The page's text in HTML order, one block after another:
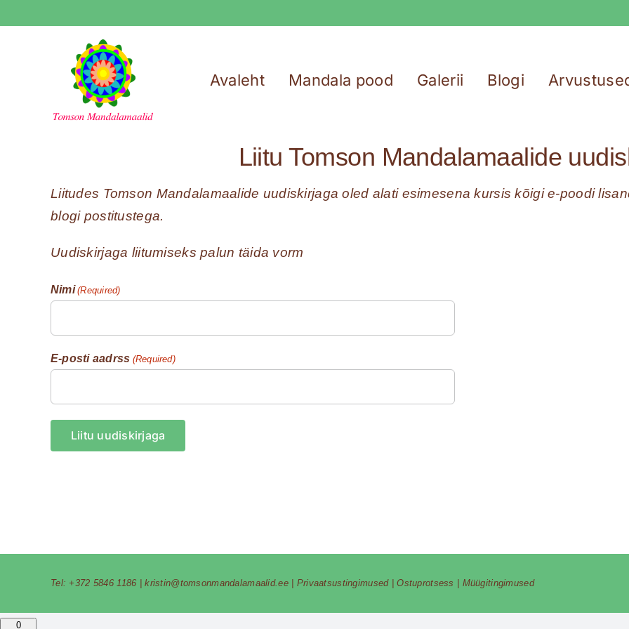
Avaleht Mandala pood Galerii Blogi
Liitu Tomson Mandalamaalide
Liitudes Tomson Mandalamaalide uudiskirjaga oled alati esimesena kursis kõigi e-poodi
blogi postitustega.
Uudiskirjaga liitumiseks palun täida vorm
Nimi (Required)
E-posti aadrss (Required)
Tel: +372 5846 1186 |kristin@tomsonmandalamaalid.ee| Privaatsustingimused|Ostuprotsess Müügitingimused
0